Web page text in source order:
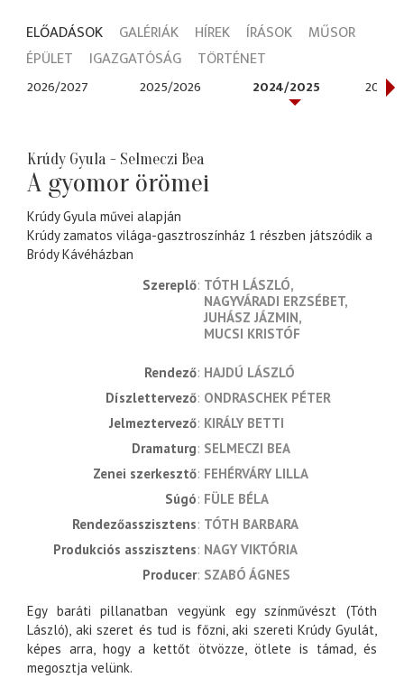
ELŐADÁSOK GALÉRIÁK HÍREK ÍRÁSOK
MŰSOR
ÉPÜLET
IGAZGATÓSÁG TÖRTÉNET
2026/2027 2025/2026 2024/2025 2023/
Krúdy Gyula - Selmeczi Bea
A gyomor örömei
Krúdy Gyula művei alapján
Krúdy zamatos világa-gasztroszínház 1 részben játszódik a
Bródy Kávéházban
Szereplő TÓTH LÁSZLÓ
NAGYVÁRADI ERZSÉBET
JUHÁSZ JÁZMIN
MUCSI KRISTÓF
rendező HAJDÚ LÁSZLÓ
díszlettervező ONDRASCHEK PÉTER
jelmeztervező KIRÁLY BETTI
dramaturg SELMECZI BEA
zenei szerkesztő FEHÉRVÁRY LILLA
súgó FÜLE BÉLA
rendezőasszisztens TÓTH BARBARA
produkciós asszisztens NAGY VIKTÓRIA
producer SZABÓ ÁGNES
Egy baráti pillanatban vegyünk egy színművészt (Tóth
László), aki szeret és tud is főzni, aki szereti Krúdy Gyulát,
képes arra, hogy a kettőt ötvözze, ötlete is támad, és
megosztja velünk.